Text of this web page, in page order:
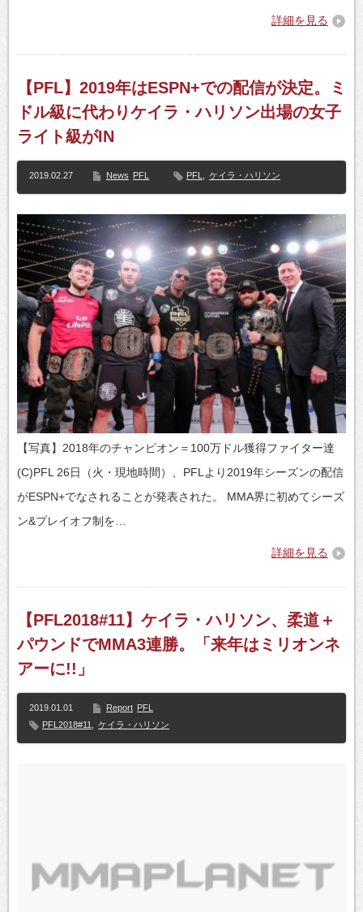
詳細を見る
【PFL】2019年はESPN+での配信が決定。ミ
ドル級に代わりケイラ・ハリソン出場の女子
ライト級がIN
2019.02.27 News PFL PFL ケイラ・ハリソン
【写真】2018年のチャンピオン＝100万ドル獲得ファイター達
(C)PFL 26日（火・現地時間）、PFLより2019年シーズンの配信
がESPN+でなされることが発表された。 MMA界に初めてシーズ
ン&プレイオフ制を…
詳細を見る
【PFL2018#11】ケイラ・ハリソン、柔道＋
パウンドでMMA3連勝。「来年はミリオンネ
アーに!!」
2019.01.01 Report PFL
PFL2018#11
ケイラ・ハリソン